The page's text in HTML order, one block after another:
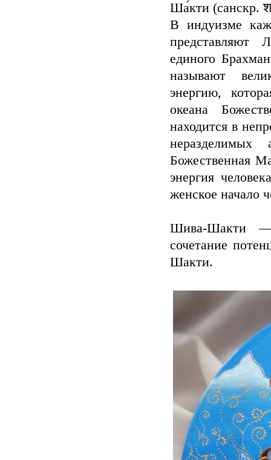
Ша́кти (санскр.
В индуизме
представляют
единого
называют
энергию,
океана
находится в
Божественная
энергия
женское начало
Шива-Шакти —
сочетание
Шакти.